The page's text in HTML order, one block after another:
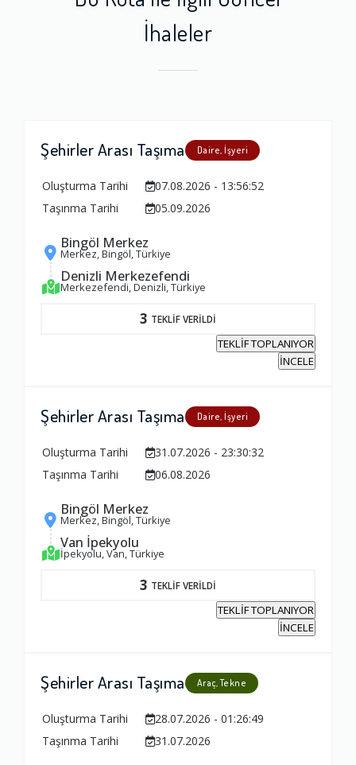
İhaleler
Şehirler Arası Taşıma Daire, İşyeri
Oluşturma Tarihi
07.08.2026 - 13:56:52
Taşınma Tarihi
05.09.2026
Bingöl Merkez
Merkez, Bingöl, Türkiye
Denizli Merkezefendi
Merkezefendi, Denizli, Türkiye
3 TEKLİF VERİLDİ
TEKLİF TOPLANIYOR
İNCELE
Şehirler Arası Taşıma Daire, İşyeri
Oluşturma Tarihi
31.07.2026 - 23:30:32
Taşınma Tarihi
06.08.2026
Bingöl Merkez
Merkez, Bingöl, Türkiye
Van İpekyolu
İpekyolu, Van, Türkiye
3 TEKLİF VERİLDİ
TEKLİF TOPLANIYOR
İNCELE
Şehirler Arası Taşıma Araç, Tekne
Oluşturma Tarihi
28.07.2026 - 01:26:49
Taşınma Tarihi
31.07.2026